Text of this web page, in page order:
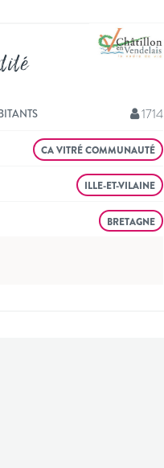
1714
CA VITRÉ COMMUNAUTÉ
ILLE-ET-VILAINE
BRETAGNE